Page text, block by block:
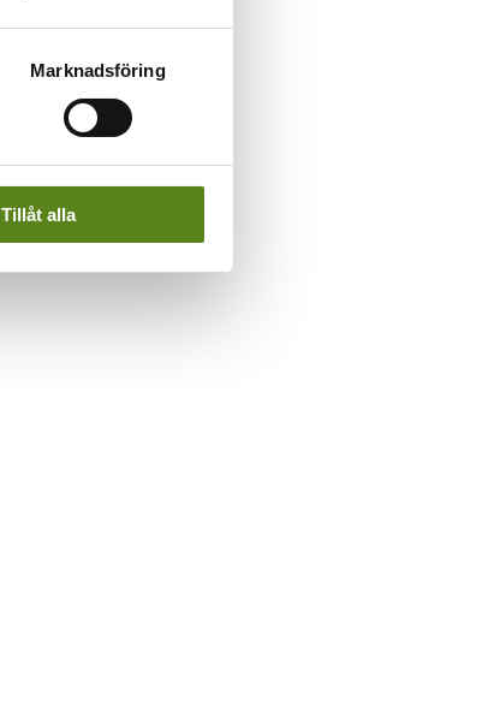
Marknadsföring
Tillåt alla